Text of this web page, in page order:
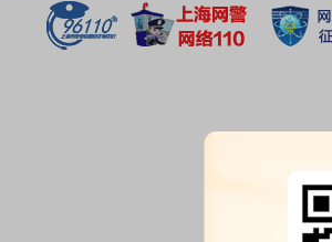
公告： 2026年07月11日发布 《
截止2026年07月10
《